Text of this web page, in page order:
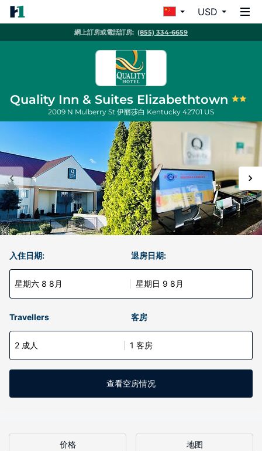
USD
網上訂房或電話訂房: (855) 334-6659
Quality Inn & Suites Elizabethtown
2009 N Mulberry St 伊丽莎白 Kentucky 42701 US
入住日期:
星期六 8 8月
退房日期:
星期日 9 8月
Travellers 客房
2 成人 1 客房
查看空房情况
价格 地图